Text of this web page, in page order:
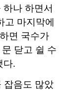
나 하면서
고 마지막에
면 국수가
닫고 쉴 수
다.
잡음도 많았